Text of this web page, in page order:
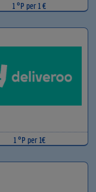
1 °P per 1 €
1 °P per 1€